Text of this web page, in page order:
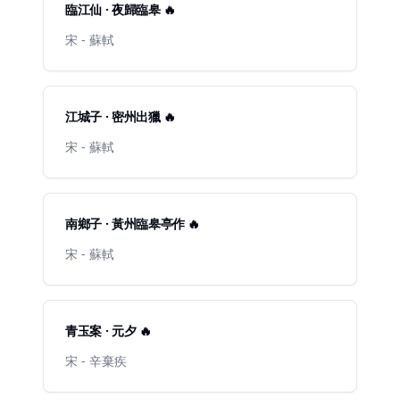
臨江仙 · 夜歸臨皋 🔥
宋 - 蘇軾
江城子 · 密州出獵 🔥
宋 - 蘇軾
南鄉子 · 黃州臨皋亭作 🔥
宋 - 蘇軾
青玉案 · 元夕 🔥
宋 - 辛棄疾